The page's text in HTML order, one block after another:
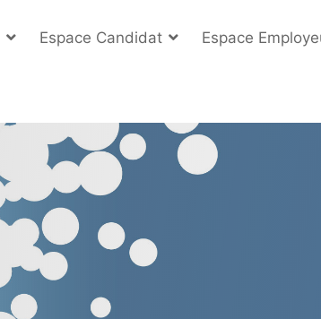
Espace Candidat Espace